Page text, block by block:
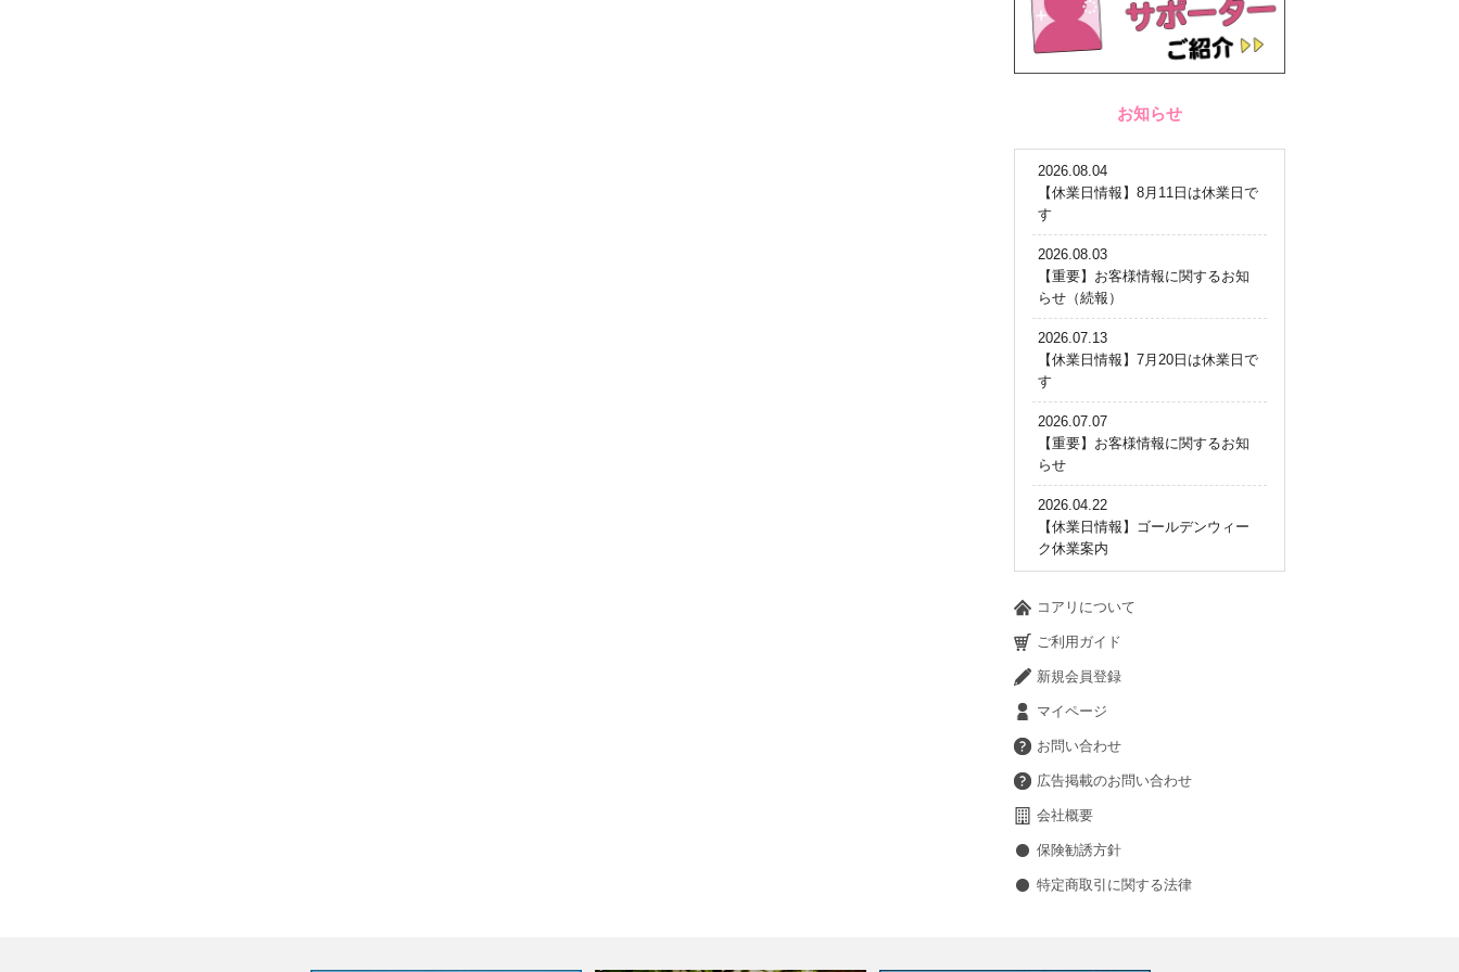
お知らせ
2026.08.04
【休業日情報】8月11日は休業日で
す
2026.08.03
【重要】お客様情報に関するお知
らせ（続報）
2026.07.13
【休業日情報】7月20日は休業日で
す
2026.07.07
【重要】お客様情報に関するお知
らせ
2026.04.22
【休業日情報】ゴールデンウィー
ク休業案内
コアリについて
ご利用ガイド
新規会員登録
マイページ
お問い合わせ
広告掲載のお問い合わせ
会社概要
保険勧誘方針
特定商取引に関する法律